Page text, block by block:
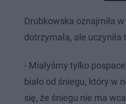
Drubkowska oznajmiła
dotrzymała, ale
- Miałyśmy tylko
biało od śniegu, który w
się, że śniegu nie ma